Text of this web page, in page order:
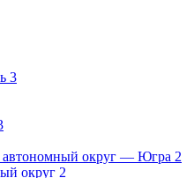
3
округ — Югра 2
округ 2